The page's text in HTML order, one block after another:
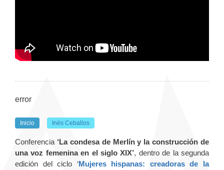
error
Inicio Inés Ceballos
Conferencia ‘La condesa de Merlín y la construcción de
una voz femenina en el siglo XIX’, dentro de la segunda
edición del ciclo ‘Mujeres hispanas: creadoras de la